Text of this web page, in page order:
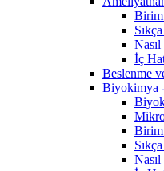
Birim
İç
Beslenme
Biyokimya
Birim